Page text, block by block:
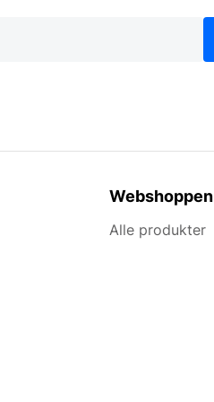
Webshoppen
Alle produkter